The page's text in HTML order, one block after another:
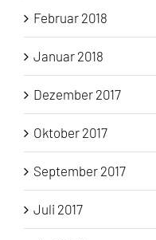
Februar 2018
Januar 2018
Dezember 2017
Oktober 2017
September 2017
Juli 2017